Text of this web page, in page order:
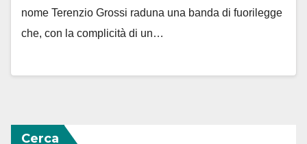
nome Terenzio Grossi raduna una banda di fuorilegge
che, con la complicità di un…
Cerca